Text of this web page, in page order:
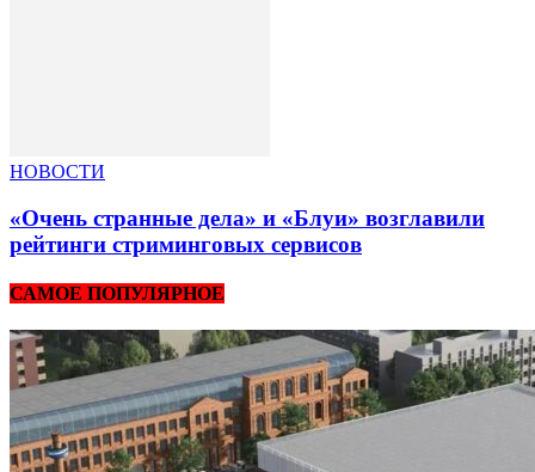
НОВОСТИ
«Очень странные дела» и «Блуи» возглавили
рейтинги стриминговых сервисов
САМОЕ ПОПУЛЯРНОЕ